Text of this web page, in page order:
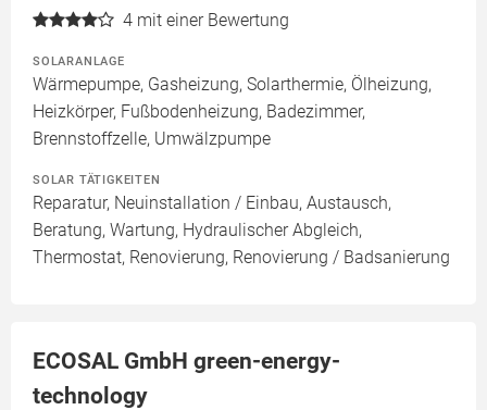
4 mit einer Bewertung
SOLARANLAGE
Wärmepumpe, Gasheizung, Solarthermie, Ölheizung,
Heizkörper, Fußbodenheizung, Badezimmer,
Brennstoffzelle, Umwälzpumpe
SOLAR TÄTIGKEITEN
Reparatur, Neuinstallation / Einbau, Austausch,
Beratung, Wartung, Hydraulischer Abgleich,
Thermostat, Renovierung, Renovierung / Badsanierung
ECOSAL GmbH green-energy-
technology